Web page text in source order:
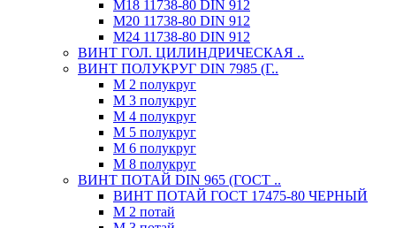
М18 11738-80 DIN 912
М20 11738-80 DIN 912
М24 11738-80 DIN 912
ВИНТ ГОЛ. ЦИЛИНДРИЧЕСКАЯ ..
ВИНТ ПОЛУКРУГ DIN 7985 (Г..
М 2 полукруг
М 3 полукруг
М 4 полукруг
М 5 полукруг
М 6 полукруг
М 8 полукруг
ВИНТ ПОТАЙ DIN 965 (ГОСТ ..
ВИНТ ПОТАЙ ГОСТ 17475-80 ЧЕРНЫЙ
М 2 потай